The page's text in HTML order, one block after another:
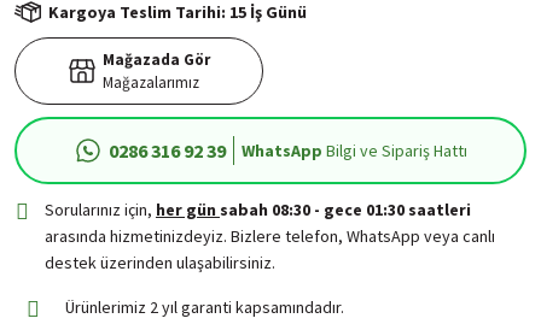
Kargoya Teslim Tarihi: 15 İş Günü
Mağazada Gör
Mağazalarımız
0286 316 92 39 WhatsApp Bilgi ve Sipariş Hattı
Sorularınız için, her gün sabah 08:30 - gece 01:30 saatleri
arasında hizmetinizdeyiz. Bizlere telefon, WhatsApp veya canlı
destek üzerinden ulaşabilirsiniz.
Ürünlerimiz 2 yıl garanti kapsamındadır.